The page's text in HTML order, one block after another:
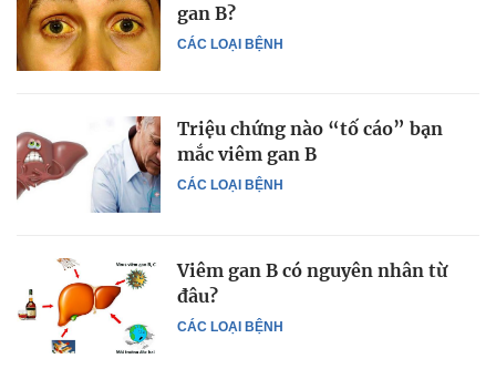
CÁC LOẠI BỆNH
gan B?
CÁC LOẠI BỆNH
Triệu chứng nào “tố cáo” bạn
mắc viêm gan B
CÁC LOẠI BỆNH
Viêm gan B có nguyên nhân từ
đâu?